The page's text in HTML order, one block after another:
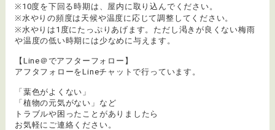
※10度を下回る時期は、屋内に取り込んでください。
※水やりの頻度は天候や温度に応じて調整してください。
※水やりは1度にたっぷりあげます。ただし渇きが良くない梅雨
や温度の低い時期には少なめに与えます。
【Line＠でアフターフォロー】
アフタフォローをLineチャットで行っています。
「葉色がよくない」
「植物の元気がない」など
トラブルや困ったことがありましたら
お気軽にご連絡ください。